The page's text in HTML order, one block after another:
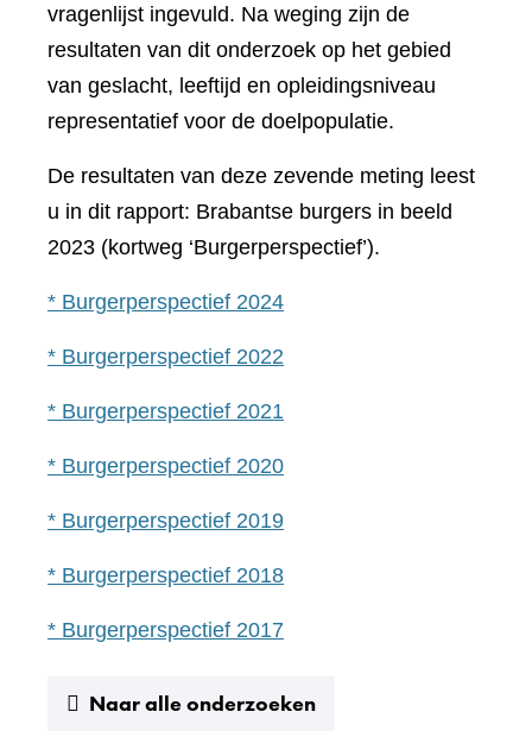
vragenlijst ingevuld. Na weging zijn de
resultaten van dit onderzoek op het gebied
van geslacht, leeftijd en opleidingsniveau
representatief voor de doelpopulatie.
De resultaten van deze zevende meting leest
u in dit rapport: Brabantse burgers in beeld
2023 (kortweg ‘Burgerperspectief’).
* Burgerperspectief 2024
* Burgerperspectief 2022
* Burgerperspectief 2021
* Burgerperspectief 2020
* Burgerperspectief 2019
* Burgerperspectief 2018
* Burgerperspectief 2017
Naar alle onderzoeken